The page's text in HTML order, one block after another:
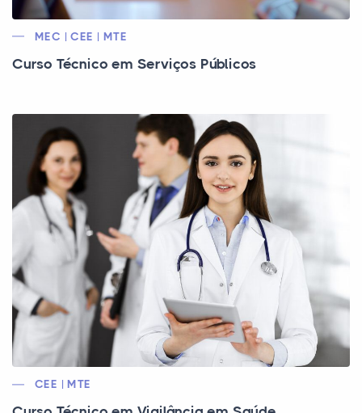
MEC | CEE | MTE
Curso Técnico em Serviços Públicos
CEE | MTE